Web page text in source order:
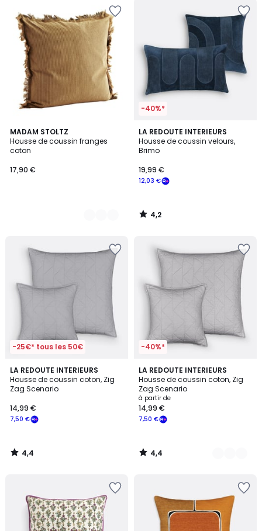
MADAM STOLTZ
Housse de coussin franges
coton
17,90 €
2
Couleurs
-40%*
LA REDOUTE INTERIEURS
Housse de coussin velours,
Brimo
12,03 €
19,99 €
4,2
/ 5
4,2
/
-25€* tous les 50€
LA REDOUTE INTERIEURS
Housse de coussin coton, Zig
Zag Scenario
7,50 €
14,99 €
4,4
/ 5
4,4
/
-40%*
LA REDOUTE INTERIEURS
Housse de coussin coton, Zig
Zag Scenario
à partir de
7,50 €
14,99 €
4,4
/ 5
10
Couleurs
4,4
/